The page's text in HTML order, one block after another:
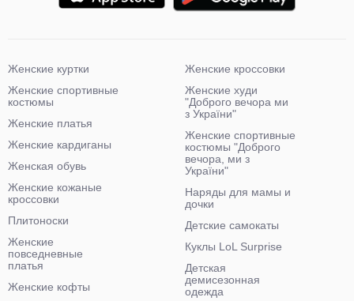
Женские куртки
Женские спортивные
костюмы
Женские платья
Женские кардиганы
Женская обувь
Женские кожаные
кроссовки
Плитоноски
Женские
повседневные
платья
Женские кофты
Женские кроссовки
Женские худи
"Доброго вечора ми
з України"
Женские спортивные
костюмы "Доброго
вечора, ми з
України"
Наряды для мамы и
дочки
Детские самокаты
Куклы LoL Surprise
Детская
демисезонная
одежда